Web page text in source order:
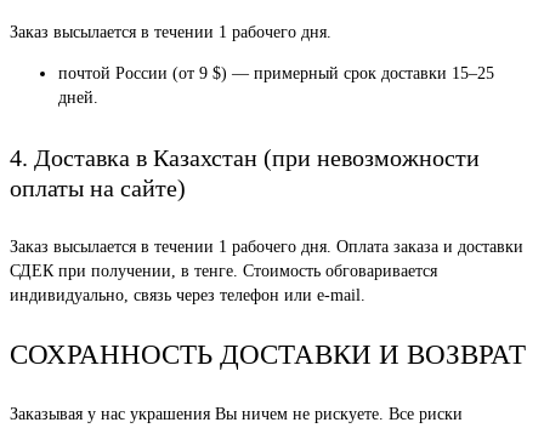
Заказ высылается в течении 1 рабочего дня.
почтой России (от 9 $) — примерный срок доставки 15–25
дней.
4. Доставка в Казахстан (при невозможности
оплаты на сайте)
Заказ высылается в течении 1 рабочего дня. Оплата заказа и доставки
СДЕК при получении, в тенге. Стоимость обговаривается
индивидуально, связь через телефон или e-mail.
СОХРАННОСТЬ ДОСТАВКИ И ВОЗВРАТ
Заказывая у нас украшения Вы ничем не рискуете. Все риски